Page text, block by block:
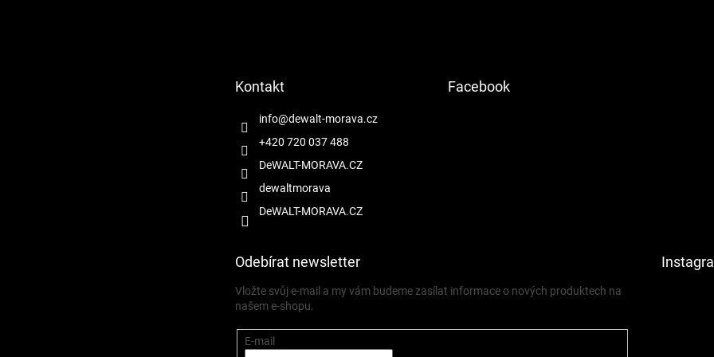
Kontakt
info@dewalt-morava.cz
+420 720 037 488
DeWALT-MORAVA.CZ
dewaltmorava
DeWALT-MORAVA.CZ
Facebook
Odebírat newsletter
Vložte svůj e-mail a my vám budeme zasílat informace o nových produktech na
našem e-shopu.
E-mail